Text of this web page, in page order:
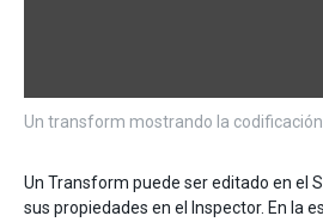
Un transform mostrando la
Un Transform puede ser editado en el
sus propiedades en el Inspector. En la